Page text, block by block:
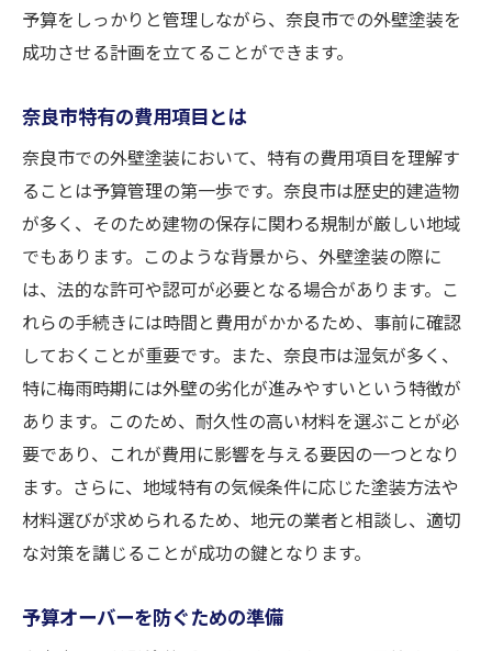
DIYとプロ施工の比較
地元の材料を活用する方法
時間と費用のバランスを取る
長寿命塗料の選び方
価格交渉のテクニック
外壁塗装の予算管理が奈良市で重要な理由
地域特性に応じた予算配分
計画的な資金管理の必要性
予算オーバーを防ぐヒント
リスク管理の方法
業者選びが予算に及ぼす影響
費用を賢く管理するツール
奈良市での外壁塗装！予算と品質を両立するた
めに
信頼できる業者の探し方
予算をしっかりと管理しながら、奈良市での外壁塗装を
成功させる計画を立てることができます。
奈良市特有の費用項目とは
奈良市での外壁塗装において、特有の費用項目を理解す
ることは予算管理の第一歩です。奈良市は歴史的建造物
が多く、そのため建物の保存に関わる規制が厳しい地域
でもあります。このような背景から、外壁塗装の際に
は、法的な許可や認可が必要となる場合があります。こ
れらの手続きには時間と費用がかかるため、事前に確認
しておくことが重要です。また、奈良市は湿気が多く、
特に梅雨時期には外壁の劣化が進みやすいという特徴が
あります。このため、耐久性の高い材料を選ぶことが必
要であり、これが費用に影響を与える要因の一つとなり
ます。さらに、地域特有の気候条件に応じた塗装方法や
材料選びが求められるため、地元の業者と相談し、適切
な対策を講じることが成功の鍵となります。
予算オーバーを防ぐための準備